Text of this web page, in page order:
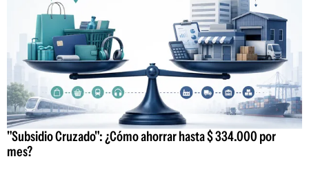
"Subsidio Cruzado": ¿Cómo ahorrar hasta $ 334.000 por
mes?